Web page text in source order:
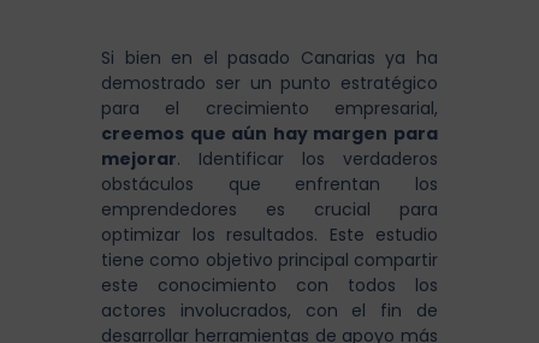
Si bien en el pasado Canarias ya ha
demostrado ser un punto estratégico
para el crecimiento empresarial,
creemos que aún hay margen para
mejorar. Identificar los verdaderos
obstáculos que enfrentan los
emprendedores es crucial para
optimizar los resultados. Este estudio
tiene como objetivo principal compartir
este conocimiento con todos los
actores involucrados, con el fin de
desarrollar herramientas de apoyo más